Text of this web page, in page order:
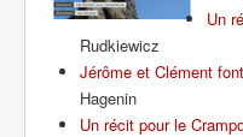
Un
Rudkiewicz
Jérôme et Clément
Hagenin
Un récit pour le